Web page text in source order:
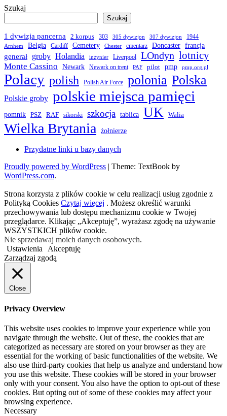
Szukaj
Szukaj
1 dywizja pancerna 2 korpus 303 305 dywizjon 307 dywizjon 1944
Arnhem Belgia Cardiff Cemetery Chester cmentarz Doncaster francja
generał
groby Holandia inżynier Liverpool LOndyn lotnicy
Monte Cassino Newark Newark on trent PAF pilot pmp pmp.org.pl
Polacy polish Polish Air Force polonia Polska
Polskie groby polskie miejsca pamięci
pomnik PSZ RAF sikorski szkocja tablica UK Walia
Wielka Brytania żołnierze
Przydatne linki u bazy danych
Proudly powered by WordPress | Theme: TextBook by
WordPress.com.
Strona korzysta z plików cookie w celu realizacji usług zgodnie z
Polityką Cookies Czytaj więcej . Możesz określić warunki
przechowywania lub dostępu mechanizmu cookie w Twojej
przeglądarce. Klikając „Akceptuję”, wyrażasz zgodę na używanie
WSZYSTKICH plików cookie.
Nie sprzedawaj moich danych osobowych.
Ustawienia
Akceptuję
Zarządzaj zgodą
Close
Privacy Overview
This website uses cookies to improve your experience while you
navigate through the website. Out of these, the cookies that are
categorized as necessary are stored on your browser as they are
essential for the working of basic functionalities of the website. We
also use third-party cookies that help us analyze and understand how
you use this website. These cookies will be stored in your browser
only with your consent. You also have the option to opt-out of these
cookies. But opting out of some of these cookies may affect your
browsing experience.
Necessary